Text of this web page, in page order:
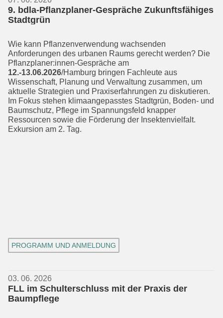
9. bdla-Pflanzplaner-Gespräche Zukunftsfähiges
Stadtgrün
Wie kann Pflanzenverwendung wachsen­den
Anforderungen des urbanen Raums gerecht werden? Die
Pflanzplaner:innen-Gespräche am
12.-13.06.2026/Hamburg bringen Fachleute aus
Wissenschaft, Pla­nung und Verwaltung zusammen, um
aktuelle Strategien und Praxiserfahrun­gen zu diskutieren.
Im Fokus stehen klimaangepasstes Stadtgrün, Boden- und
Baumschutz, Pflege im Spannungsfeld knapper
Ressourcen sowie die Förderung der Insektenvielfalt.
Exkursion am 2. Tag.
PROGRAMM UND ANMELDUNG
03. 06. 2026
FLL im Schulterschluss mit der Praxis der
Baumpflege